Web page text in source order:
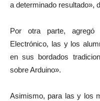
a determinado resultado»,
Por otra parte,
Electrónico, las y los
en sus bordados
sobre Arduino».
Asimismo, para las y los